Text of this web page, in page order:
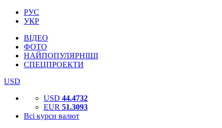
РУС
УКР
ВІДЕО
ФОТО
НАЙПОПУЛЯРНІШІ
СПЕЦПРОЕКТИ
USD
USD 44.4732
EUR 51.3093
Всі курси валют